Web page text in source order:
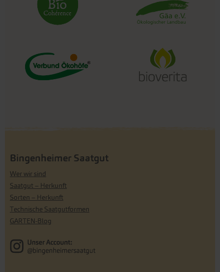
Bingenheimer Saatgut
Wer wir sind
Saatgut – Herkunft
Sorten – Herkunft
Technische Saatgutformen
GARTEN-Blog